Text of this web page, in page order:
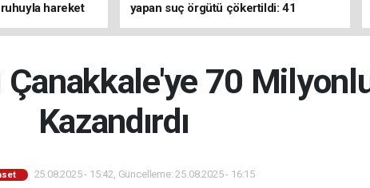
ruhuyla hareket
yapan suç örgütü çökertildi: 41
tutuklama
Çanakkale'ye 70
Kazandırdı
25.08.2025 - 15:42, Güncelleme: 25.08.2025 - 16:15